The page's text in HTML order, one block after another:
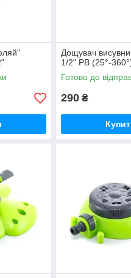
Дощувач
1/2" РВ (25°-
Готово до
290 ₴